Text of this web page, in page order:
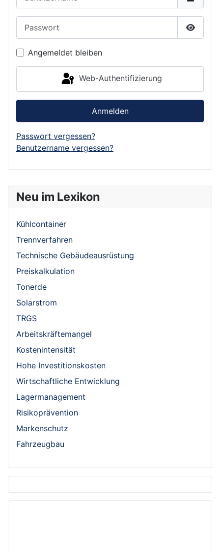
Neu im Lexikon
Kühlcontainer
Trennverfahren
Technische Gebäudeausrüstung
Preiskalkulation
Tonerde
Solarstrom
TRGS
Arbeitskräftemangel
Kostenintensität
Hohe Investitionskosten
Wirtschaftliche Entwicklung
Lagermanagement
Risikoprävention
Markenschutz
Fahrzeugbau
Angemeldet bleiben
Web-Authentifizierung
Anmelden
Passwort vergessen?
Benutzername vergessen?